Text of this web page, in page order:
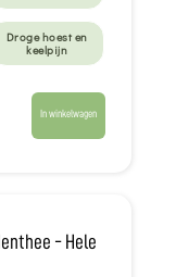
Droge hoest en
keelpijn
In winkelwagen
- Hele